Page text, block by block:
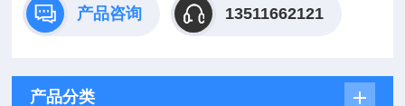
产品咨询 13511662121
产品分类